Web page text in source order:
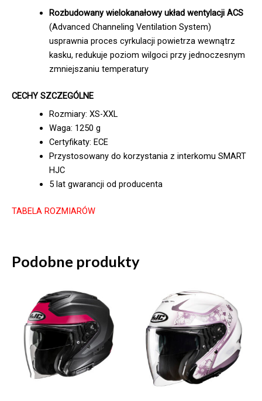
Rozbudowany wielokanałowy układ wentylacji ACS
(Advanced Channeling Ventilation System)
usprawnia proces cyrkulacji powietrza wewnątrz
kasku, redukuje poziom wilgoci przy jednoczesnym
zmniejszaniu temperatury
CECHY SZCZEGÓLNE
Rozmiary: XS-XXL
Waga: 1250 g
Certyfikaty: ECE
Przystosowany do korzystania z interkomu SMART
HJC
5 lat gwarancji od producenta
TABELA ROZMIARÓW
Podobne produkty